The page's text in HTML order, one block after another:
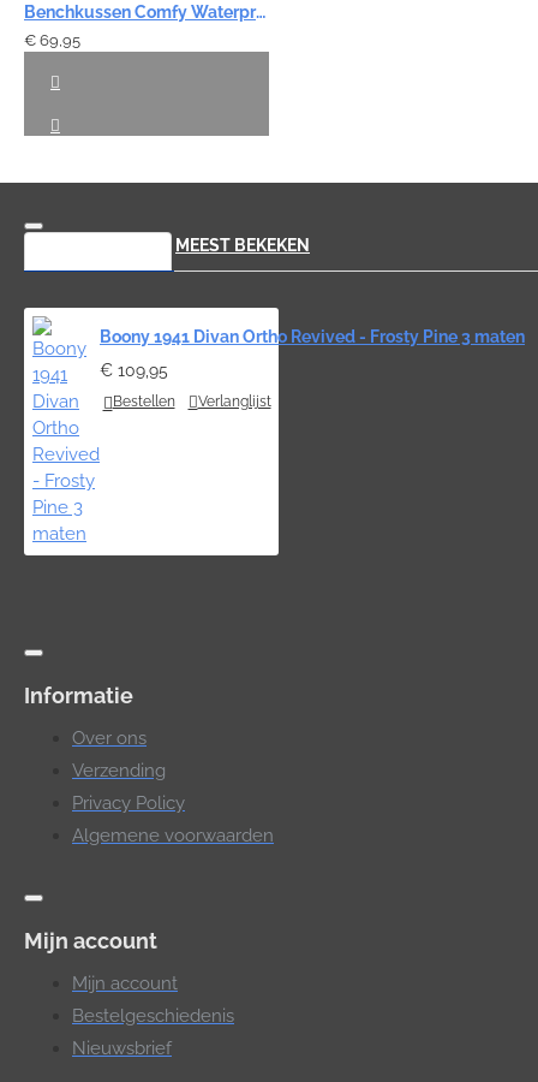
Benchkussen Comfy Waterproof - Grijs 120cm
€ 69,95
MEEST BEKEKEN
Boony 1941 Divan Ortho Revived - Frosty Pine 3 maten
€ 109,95
Bestellen Verlanglijst
Informatie
Over ons
Verzending
Privacy Policy
Algemene voorwaarden
Mijn account
Mijn account
Bestelgeschiedenis
Nieuwsbrief